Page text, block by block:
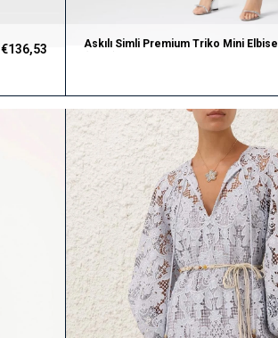
€136,53
Askılı Simli Premium Triko Mini Elbise